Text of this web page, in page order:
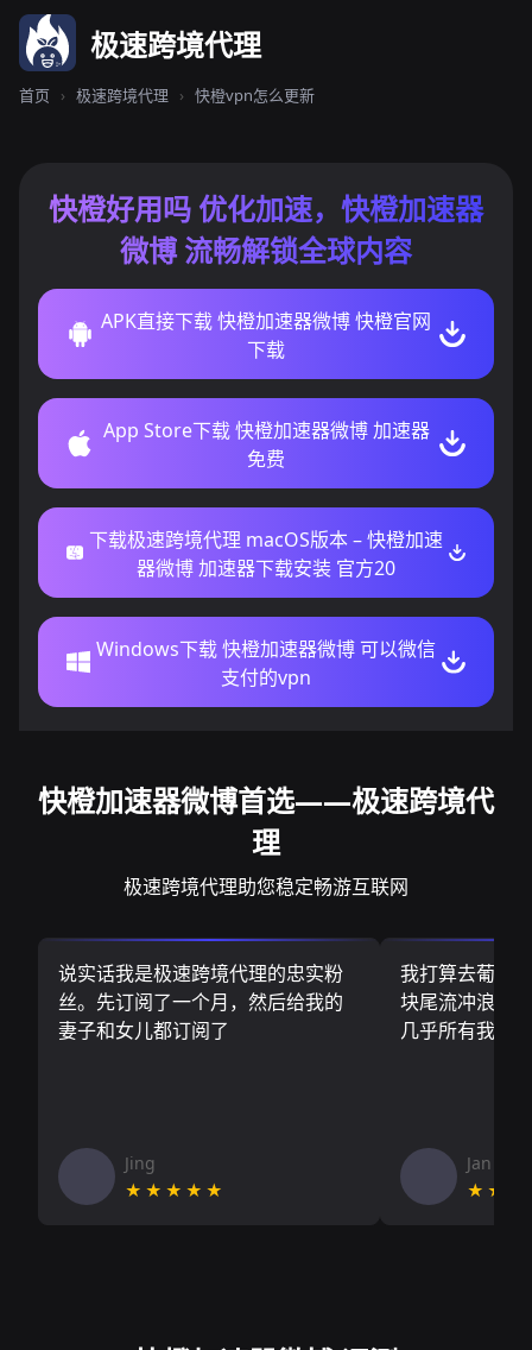
极速跨境代理
首页 › 极速跨境代理 › 快橙vpn怎么更新
快橙好用吗 优化加速，快橙加速器
微博 流畅解锁全球内容
APK直接下载 快橙加速器微博 快橙官网
下载
App Store下载 快橙加速器微博 加速器
免费
下载极速跨境代理 macOS版本 – 快橙加速
器微博 加速器下载安装 官方20
Windows下载 快橙加速器微博 可以微信
支付的vpn
快橙加速器微博首选——极速跨境代
理
极速跨境代理助您稳定畅游互联网
说实话我是极速跨境代理的忠实粉
丝。先订阅了一个月，然后给我的
妻子和女儿都订阅了
Jing
★★★★★
我打算去葡萄
块尾流冲浪板
几乎所有我需
Jan V